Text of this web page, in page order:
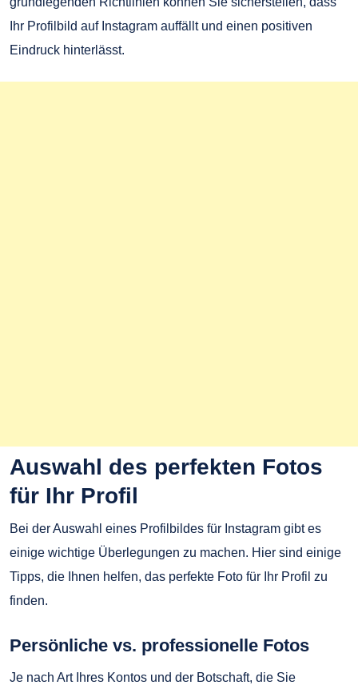
Ihr Profilbild auf Instagram auffällt und einen positiven
Eindruck hinterlässt.
Auswahl des perfekten Fotos
für Ihr Profil
Bei der Auswahl eines Profilbildes für Instagram gibt es
einige wichtige Überlegungen zu machen. Hier sind einige
Tipps, die Ihnen helfen, das perfekte Foto für Ihr Profil zu
finden.
Persönliche vs. professionelle Fotos
Je nach Art Ihres Kontos und der Botschaft, die Sie